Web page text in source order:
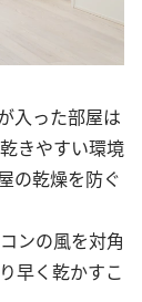
入った部屋は
きやすい環境
の乾燥を防ぐ
ンの風を対角
早く乾かすこ